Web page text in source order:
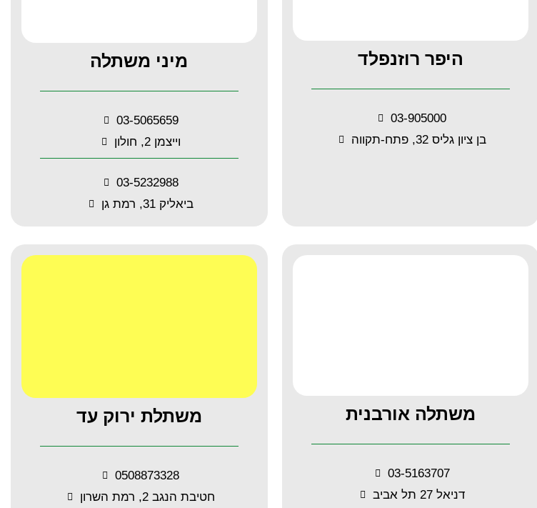
מיני משתלה
03-5065659
וייצמן 2, חולון
03-5232988
ביאליק 31, רמת גן
היפר רוזנפלד
03-905000
בן ציון גליס 32, פתח-תקווה
משתלת ירוק עד
0508873328
חטיבת הנגב 2, רמת השרון
משתלה אורבנית
03-5163707
דניאל 27 תל אביב